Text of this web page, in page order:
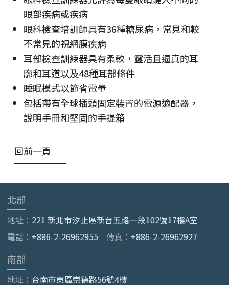
眼部疾病或疾病
眼科檢查培訓師具有36種糖尿病，常見和較
不常見的視網膜疾病
耳部檢查訓練器具有柔軟，靈活且逼真的耳
廓和耳道以及48種耳部條件
睡眠模式以節省電量
包括帶有全球插頭固定裝置的電源適配器，
說明手冊和堅固的手提箱
回前一頁
北部
地址： 221 新北市汐止區新台五路一段102號17樓A室
電話： +886-2-26962955 傳真： +886-2-26962927
南部
地址： 台南市東區崇德路56號4樓